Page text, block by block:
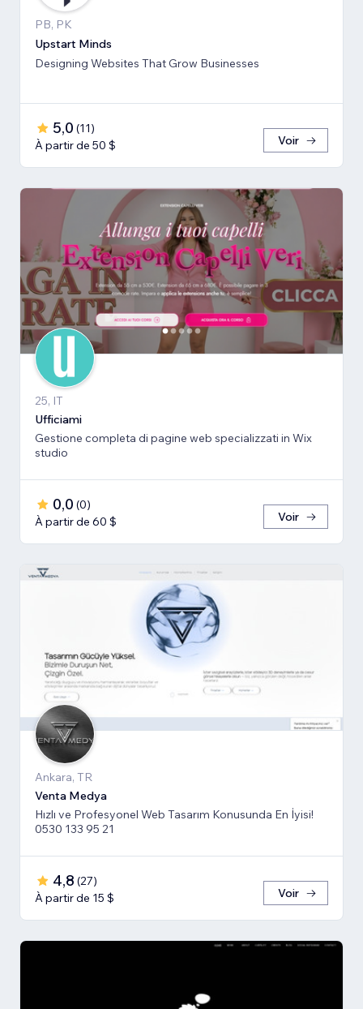
PB, PK
Upstart Minds
Designing Websites That Grow Businesses
5,0 (11)
À partir de 50 $
Voir
25, IT
Ufficiami
Gestione completa di pagine web specializzati in Wix
studio
0,0 (0)
À partir de 60 $
Voir
Ankara, TR
Venta Medya
Hızlı ve Profesyonel Web Tasarım Konusunda En İyisi!
0530 133 95 21
4,8 (27)
À partir de 15 $
Voir